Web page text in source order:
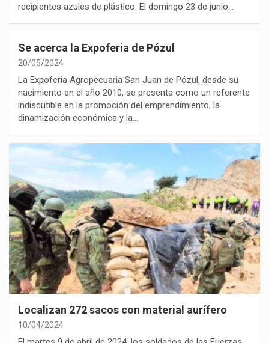
recipientes azules de plástico. El domingo 23 de junio…
Se acerca la Expoferia de Pózul
20/05/2024
La Expoferia Agropecuaria San Juan de Pózul, desde su
nacimiento en el año 2010, se presenta como un referente
indiscutible en la promoción del emprendimiento, la
dinamización económica y la…
Localizan 272 sacos con material aurífero
10/04/2024